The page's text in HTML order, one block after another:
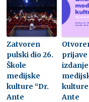
Zatvoren
pulski dio 26.
Škole
medijske
kulture “Dr.
Ante
prijave
izdanje
kulture
Ante